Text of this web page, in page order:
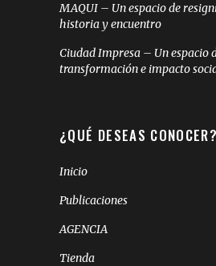
MAQUI – Un espacio de
historia y encuentro
Ciudad Impresa – Un espacio
transformación e impacto
¿QUÉ DESEAS CONOCER?
Inicio
Publicaciones
AGENCIA
Tienda